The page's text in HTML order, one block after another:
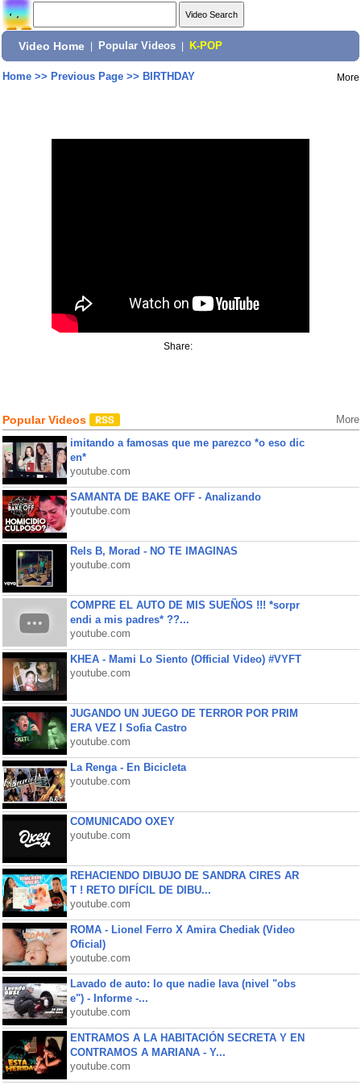
Video Home Popular Videos K-POP
Home>> Previous Page>> BIRTHDAY More
Share:
Popular Videos More
imitando a famosas que me parezco *o eso dic
en*
youtube.com
SAMANTA DE BAKE OFF - Analizando
youtube.com
Rels B, Morad - NO TE IMAGINAS
youtube.com
COMPRE EL AUTO DE MIS SUEÑOS !!! *sorpr
endi a mis padres* ??...
youtube.com
KHEA - Mami Lo Siento (Official Video) #VYFT
youtube.com
JUGANDO UN JUEGO DE TERROR POR PRIM
ERA VEZ l Sofia Castro
youtube.com
La Renga - En Bicicleta
youtube.com
COMUNICADO OXEY
youtube.com
REHACIENDO DIBUJO DE SANDRA CIRES AR
T ! RETO DIFÍCIL DE DIBU...
youtube.com
ROMA - Lionel Ferro X Amira Chediak (Video
Oficial)
youtube.com
Lavado de auto: lo que nadie lava (nivel "obs
e") - Informe -...
youtube.com
ENTRAMOS A LA HABITACIÓN SECRETA Y EN
CONTRAMOS A MARIANA - Y...
youtube.com